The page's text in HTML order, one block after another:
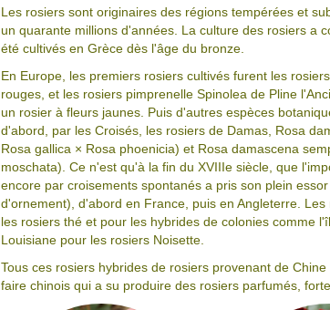
Les rosiers sont originaires des régions tempérées et
un quarante millions d'années. La culture des rosiers a
été cultivés en Grèce dès l'âge du bronze.
En Europe, les premiers rosiers cultivés furent les
rouges, et les rosiers pimprenelle Spinolea de Pline
un rosier à fleurs jaunes. Puis d'autres espèces
d'abord, par les Croisés, les rosiers de Damas, Rosa
Rosa gallica × Rosa phoenicia) et Rosa damascena
moschata). Ce n'est qu'à la fin du XVIIIe siècle, que
encore par croisements spontanés a pris son plein
d'ornement), d'abord en France, puis en Angleterre.
les rosiers thé et pour les hybrides de colonies comme
Louisiane pour les rosiers Noisette.
Tous ces rosiers hybrides de rosiers provenant de
faire chinois qui a su produire des rosiers parfumés,